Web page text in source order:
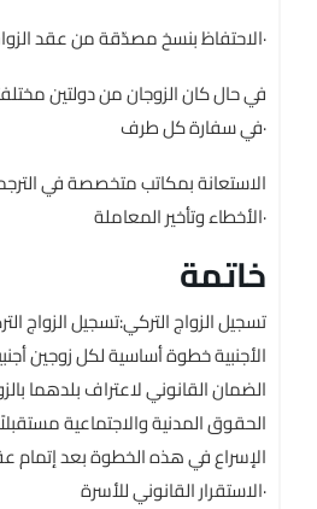
الاحتفاظ بنسخ مصدّقة من عقد الزواج لتقديمها عند الحاجة·
في حال كان الزوجان من دولتين
في سفارة كل طرف·
الاستعانة بمكاتب متخصصة في
الأخطاء وتأخير المعاملة·
خاتمة
تسجيل الزواج التركي:تسجيل الزواج
الأجنبية خطوة أساسية لكل زوجين
الضمان القانوني لاعتراف بلدهما
الحقوق المدنية والاجتماعية
الإسراع في هذه الخطوة بعد إتمام
الاستقرار القانوني للأسرة·